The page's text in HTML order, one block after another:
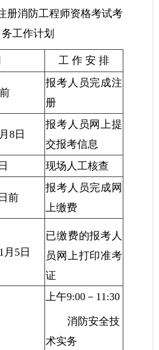
册消防工程师资格考试考
务工作计划
工 作 安 排
报考人员完成注
册
8日
报考人员网上提
交报考信息
现场人工核查
前
报考人员完成网
上缴费
月5日
已缴费的报考人
员网上打印准考
证
上午9:00－11:30
消防安全技
术实务